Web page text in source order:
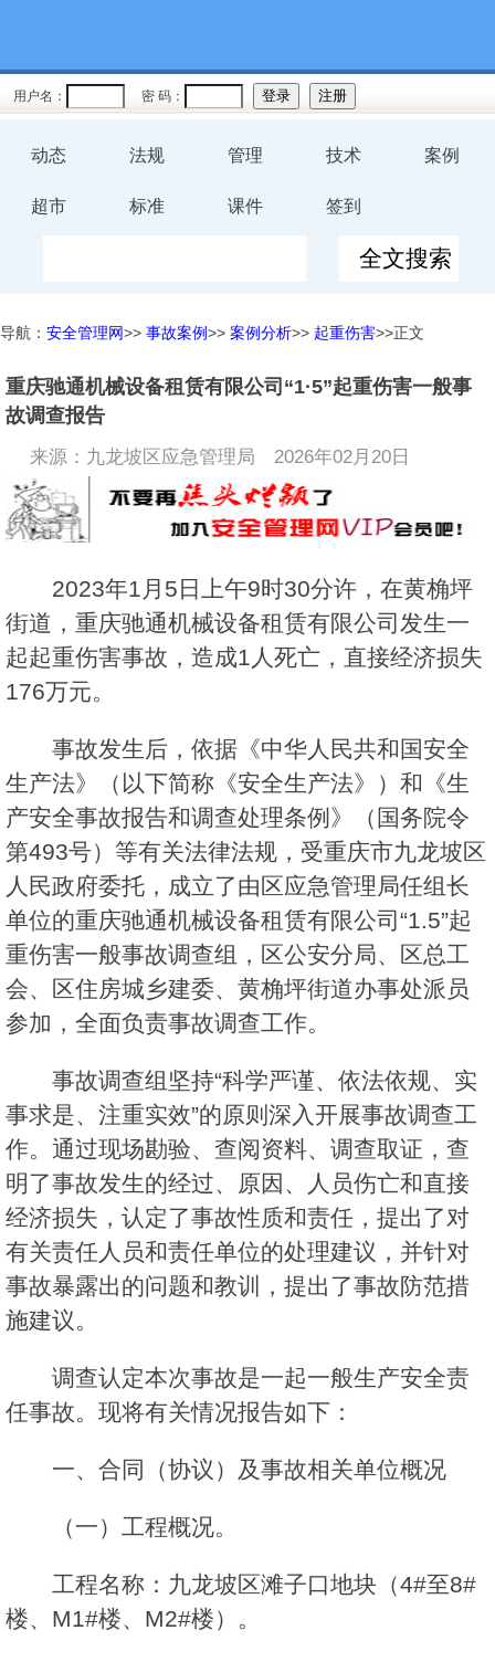
用户名： 密 码：
动态 法规 管理 技术 案例
超市 标准 课件 签到
导航： 安全管理网>> 事故案例>> 案例分析>> 起重伤害>>正文
重庆驰通机械设备租赁有限公司“1·5”起重伤害一般事
故调查报告
来源：九龙坡区应急管理局 2026年02月20日
2023年1月5日上午9时30分许，在黄桷坪
街道，重庆驰通机械设备租赁有限公司发生一
起起重伤害事故，造成1人死亡，直接经济损失
176万元。
事故发生后，依据《中华人民共和国安全
生产法》（以下简称《安全生产法》）和《生
产安全事故报告和调查处理条例》（国务院令
第493号）等有关法律法规，受重庆市九龙坡区
人民政府委托，成立了由区应急管理局任组长
单位的重庆驰通机械设备租赁有限公司“1.5”起
重伤害一般事故调查组，区公安分局、区总工
会、区住房城乡建委、黄桷坪街道办事处派员
参加，全面负责事故调查工作。
事故调查组坚持“科学严谨、依法依规、实
事求是、注重实效”的原则深入开展事故调查工
作。通过现场勘验、查阅资料、调查取证，查
明了事故发生的经过、原因、人员伤亡和直接
经济损失，认定了事故性质和责任，提出了对
有关责任人员和责任单位的处理建议，并针对
事故暴露出的问题和教训，提出了事故防范措
施建议。
调查认定本次事故是一起一般生产安全责
任事故。现将有关情况报告如下：
一、合同（协议）及事故相关单位概况
（一）工程概况。
工程名称：九龙坡区滩子口地块（4#至8#
楼、M1#楼、M2#楼）。